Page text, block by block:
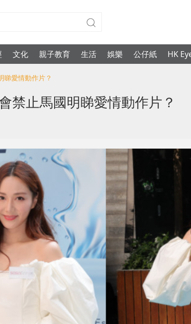
文化 親子教育 生活 娛樂 公仔紙 HK
睇愛情動作片？
禁止馬國明睇愛情動作片？